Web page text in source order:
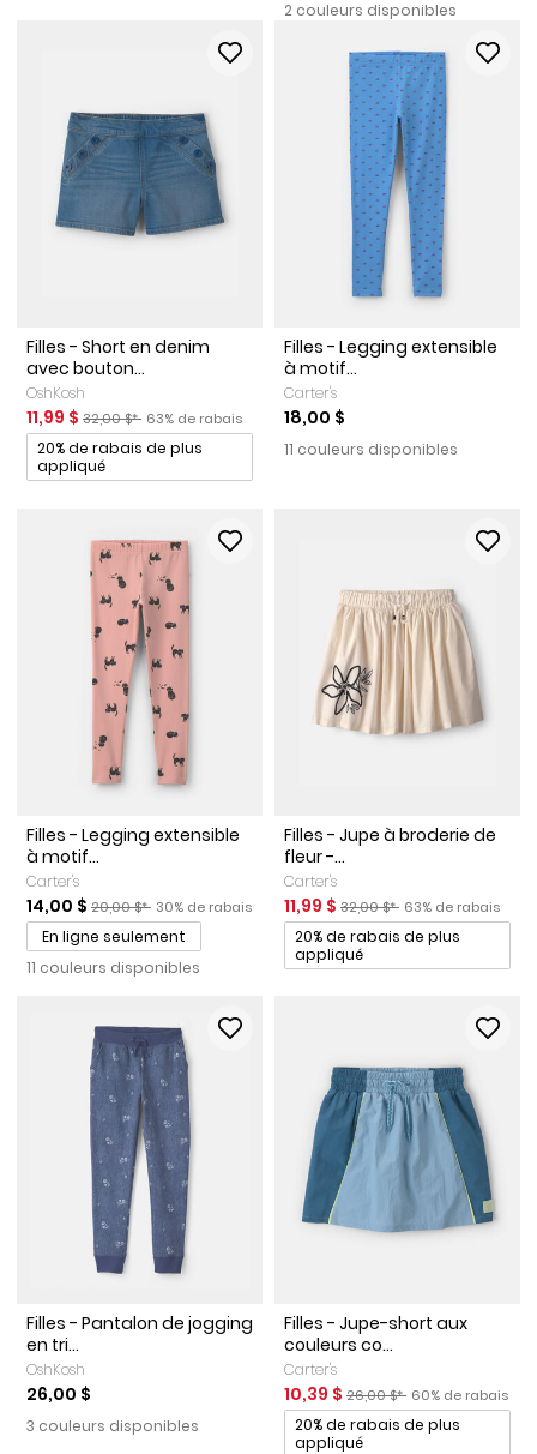
2 couleurs disponibles
Filles - Short en denim
avec bouton...
OshKosh
Prix de solde
11,99 $ Prix ​​de détail suggéré par le fabricant
32,00 $* Pourcentage de rabais
63% de rabais
Promotions
20% de rabais de plus
appliqué
Filles - Legging extensible
à motif...
Carter's
18,00 $
11 couleurs disponibles
Filles - Legging extensible
à motif...
Carter's
Prix de solde
14,00 $ Prix ​​de détail suggéré par le fabricant
20,00 $* Pourcentage de rabais
30% de rabais
En ligne seulement
11 couleurs disponibles
Filles - Jupe à broderie de
fleur -...
Carter's
Prix de solde
11,99 $ Prix ​​de détail suggéré par le
32,00 $* Pourcentage de
63% de rabais
Promotions
20% de rabais de plus
appliqué
Filles - Pantalon de jogging
en tri...
OshKosh
26,00 $
3 couleurs disponibles
Filles - Jupe-short aux
couleurs co...
Carter's
Prix de solde
10,39 $ Prix ​​de détail suggéré par
26,00 $* Pourcentage de
60% de rabais
Promotions
20% de rabais de plus
appliqué